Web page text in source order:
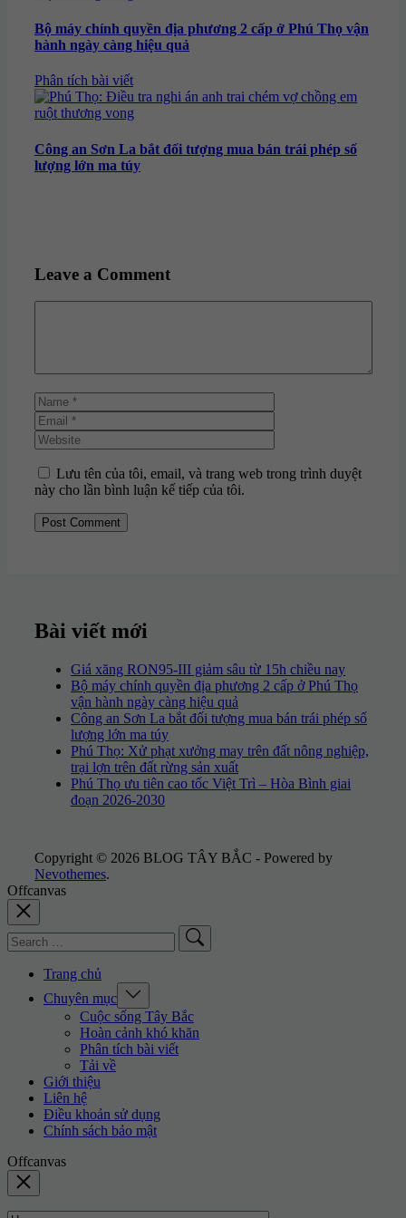
Bộ máy chính quyền địa phương 2 cấp ở Phú Thọ vận
hành ngày càng hiệu quả
Categories
Phân tích bài viết
Công an Sơn La bắt đối tượng mua bán trái phép số
lượng lớn ma túy
Leave a Comment
Name
Lưu tên của tôi, email, và trang web trong trình duyệt
này cho lần bình luận kế tiếp của tôi.
Bài viết mới
Giá xăng RON95-III giảm sâu từ 15h chiều nay
Bộ máy chính quyền địa phương 2 cấp ở Phú Thọ
vận hành ngày càng hiệu quả
Công an Sơn La bắt đối tượng mua bán trái phép số
lượng lớn ma túy
Phú Thọ: Xử phạt xưởng may trên đất nông nghiệp,
trại lợn trên đất rừng sản xuất
Phú Thọ ưu tiên cao tốc Việt Trì – Hòa Bình giai
đoạn 2026-2030
Copyright © 2026 BLOG TÂY BẮC - Powered by
Nevothemes.
Offcanvas
Search
for:
Trang chủ
Chuyên mục
/
Collapse
Cuộc sống Tây Bắc
Hoàn cảnh khó khăn
Phân tích bài viết
Tải về
Giới thiệu
Liên hệ
Điều khoản sử dụng
Chính sách bảo mật
Offcanvas